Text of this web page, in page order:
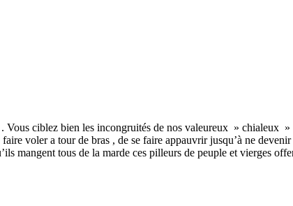
Vous ciblez bien les incongruités de nos valeureux » chialeux
voler a tour de bras , de se faire appauvrir jusqu’à ne
mangent tous de la marde ces pilleurs de peuple et vierges